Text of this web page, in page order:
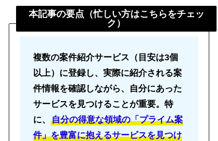
本記事の要点（忙しい方はこちらをチェッ
ク）
複数の案件紹介サービス（目安は3個
以上）に登録し、実際に紹介される案
件情報を確認しながら、自分にあった
サービスを見つけることが重要。特
に、自分の得意な領域の「プライム案
件」を豊富に抱えるサービスを見つけ